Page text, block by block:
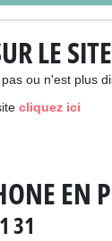
LE
ou n'est plus
cliquez ici
EN
31